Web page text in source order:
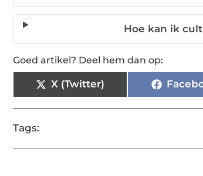
Hoe kan ik
Goed artikel? Deel hem dan op:
X (Twitter)
Tags: